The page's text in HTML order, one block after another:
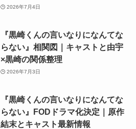
2026年7月4日
『黒崎くんの言いなりになんてな
らない』相関図｜キャストと由宇
×黒崎の関係整理
2026年7月3日
『黒崎くんの言いなりになんてな
らない』FODドラマ化決定｜原作
結末とキャスト最新情報